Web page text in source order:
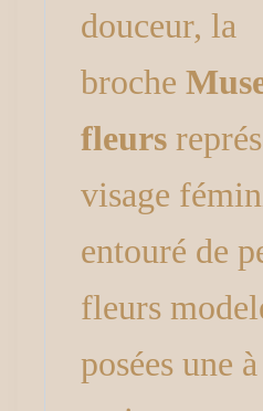
douceur, la
broche
fleurs
visage
entouré de
fleurs
posées une